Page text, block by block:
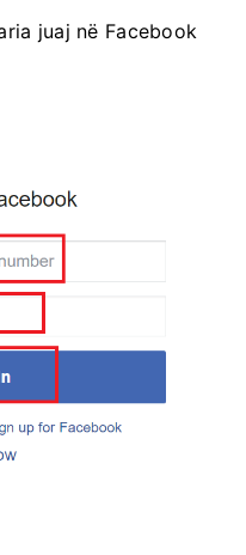
juaj në Facebook